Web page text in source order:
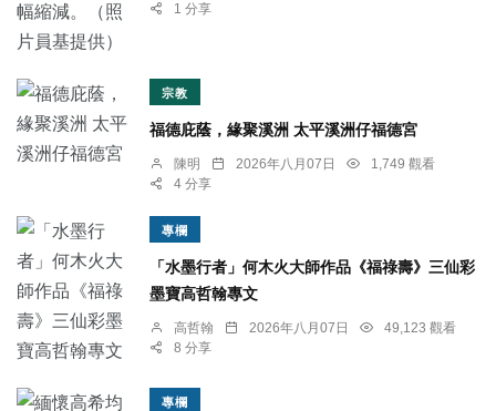
1 分享
宗教
福德庇蔭，緣聚溪洲 太平溪洲仔福德宮
陳明 2026年八月07日
1,749 觀看
4 分享
專欄
「水墨行者」何木火大師作品《福祿壽》三仙彩
墨寶高哲翰專文
高哲翰 2026年八月07日
49,123 觀看
8 分享
專欄